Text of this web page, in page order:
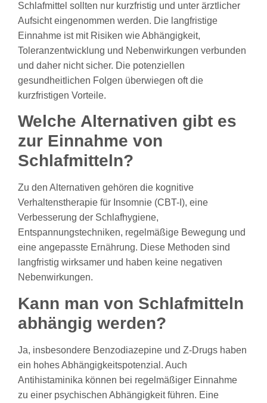
Schlafmittel sollten nur kurzfristig und unter ärztlicher
Aufsicht eingenommen werden. Die langfristige
Einnahme ist mit Risiken wie Abhängigkeit,
Toleranzentwicklung und Nebenwirkungen verbunden
und daher nicht sicher. Die potenziellen
gesundheitlichen Folgen überwiegen oft die
kurzfristigen Vorteile.
Welche Alternativen gibt es
zur Einnahme von
Schlafmitteln?
Zu den Alternativen gehören die kognitive
Verhaltenstherapie für Insomnie (CBT-I), eine
Verbesserung der Schlafhygiene,
Entspannungstechniken, regelmäßige Bewegung und
eine angepasste Ernährung. Diese Methoden sind
langfristig wirksamer und haben keine negativen
Nebenwirkungen.
Kann man von Schlafmitteln
abhängig werden?
Ja, insbesondere Benzodiazepine und Z-Drugs haben
ein hohes Abhängigkeitspotenzial. Auch
Antihistaminika können bei regelmäßiger Einnahme
zu einer psychischen Abhängigkeit führen. Eine